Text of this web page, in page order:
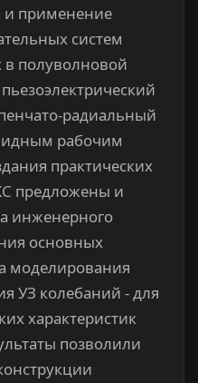
и применение
систем
полуволновой
радиальный
рабочим
практических
предложены и
инженерного
основных
моделирования
УЗ колебаний - для
характеристик
позволили